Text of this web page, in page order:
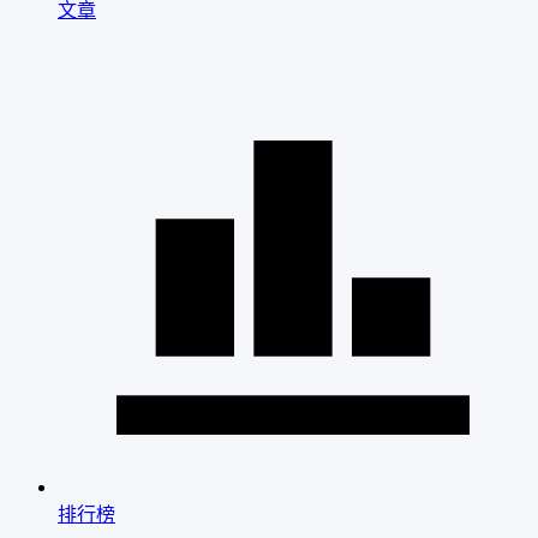
文章
排行榜